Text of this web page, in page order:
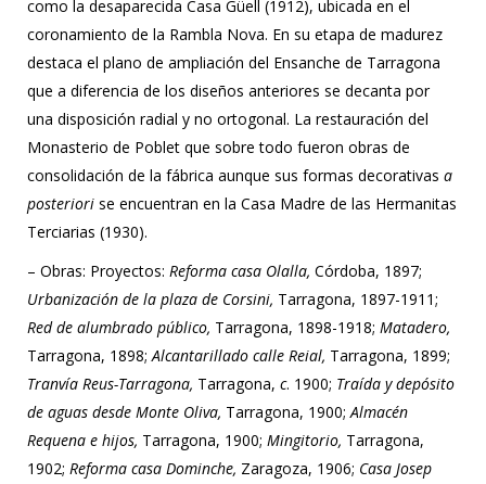
como la desaparecida Casa Güell (1912), ubicada en el
coronamiento de la Rambla Nova. En su etapa de madurez
destaca el plano de ampliación del Ensanche de Tarragona
que a diferencia de los diseños anteriores se decanta por
una disposición radial y no ortogonal. La restauración del
Monasterio de Poblet que sobre todo fueron obras de
consolidación de la fábrica aunque sus formas decorativas a
posteriori se encuentran en la Casa Madre de las Hermanitas
Terciarias (1930).
– Obras: Proyectos: Reforma casa Olalla, Córdoba, 1897;
Urbanización de la plaza de Corsini, Tarragona, 1897-1911;
Red de alumbrado público, Tarragona, 1898-1918; Matadero,
Tarragona, 1898; Alcantarillado calle Reial, Tarragona, 1899;
Tranvía Reus-Tarragona, Tarragona, c. 1900; Traída y depósito
de aguas desde Monte Oliva, Tarragona, 1900; Almacén
Requena e hijos, Tarragona, 1900; Mingitorio, Tarragona,
1902; Reforma casa Dominche, Zaragoza, 1906; Casa Josep